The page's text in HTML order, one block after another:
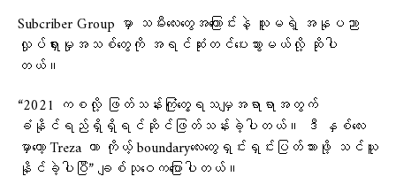
Subcriber Group မှာ သမီးလေးတွေအကြောင်းနဲ့ သူမရဲ့ အနုပညာ
လှုပ်ရှားမှုအသစ်တွေကို အရင်ဆုံးတင်ပေးသွားမယ်လို့ ဆိုပါ
တယ်။
“2021 ကစလို့ ဖြတ်သန်းကြုံတွေ့ရသမျှအရာရာအတွက်
ခံနိုင်ရည်ရှိရှိရင်ဆိုင်ဖြတ်သန်းခဲ့ပါတယ်။ ဒီ နှစ်လေး
မှာတော့ Treza ဟာ ကိုယ့် boundaryလေးတွေရှင်းရှင်းပြတ်သားဖို့ သင်ယူ
နိုင်ခဲ့ပါပြီ” ချစ်သုဝေကပြောပါတယ်။